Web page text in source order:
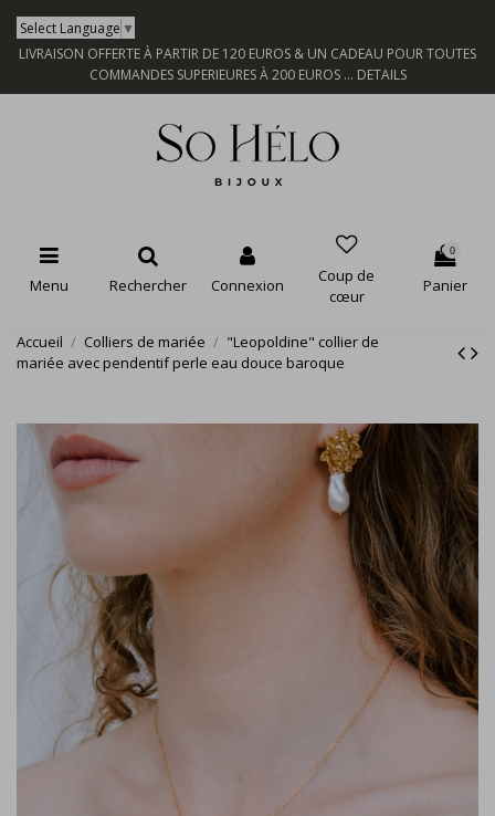
Select Language ▼
LIVRAISON OFFERTE À PARTIR DE 120 EUROS & UN CADEAU POUR TOUTES
COMMANDES SUPERIEURES À 200 EUROS ... DETAILS
Menu Rechercher Connexion
Coup de
cœur
0
Panier
Accueil Colliers de mariée
"Leopoldine" collier de
mariée avec pendentif perle eau douce baroque